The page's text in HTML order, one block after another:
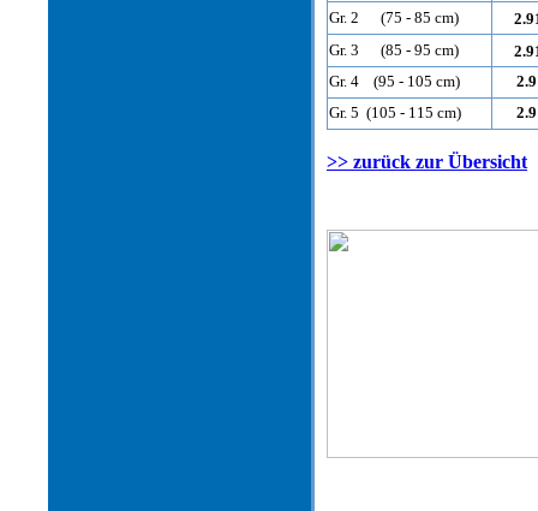
Gr. 2 (75 - 85 cm)
Gr. 3 (85 - 95 cm)
Gr. 4 (95 - 105 cm)
Gr. 5 (105 - 115 cm)
>> zurück zur Übersicht